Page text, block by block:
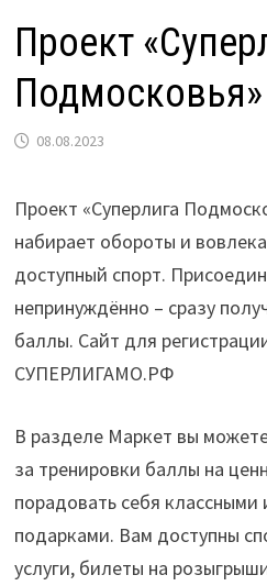
Проект
Подмосковья»
08.08.2023
Проект «Суперлига
набирает обороты и
доступный спорт.
непринуждённо – сразу
баллы. Сайт для
СУПЕРЛИГАМО.РФ
В разделе Маркет вы
за тренировки баллы на
порадовать себя
подарками. Вам доступны
услуги, билеты на